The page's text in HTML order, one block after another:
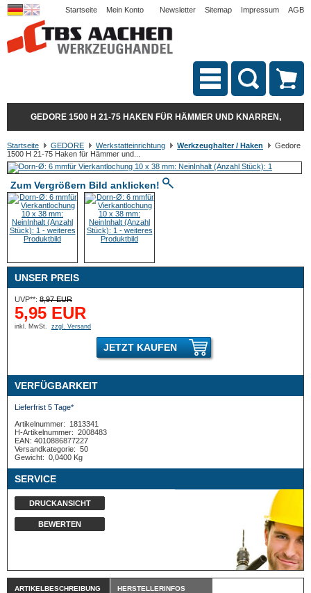
Startseite Mein Konto Newsletter Sitemap Impressum AGB
GEDORE 1500 H 21-75 HAKEN FÜR HÄMMER UND KNARREN,
Startseite GEDORE Werkstatteinrichtung Werkzeughalter / Haken
Gedore
1500 H 21-75 Haken für Hämmer und...
Zum Vergrößern Bild anklicken!
UNSER PREIS
UVP**: 8,97 EUR
5,95 EUR
inkl. MwSt. zzgl. Versand
JETZT KAUFEN
VERFÜGBARKEIT
Lieferfrist 5 Tage*
Artikelnummer:
1813341
H-Artikelnummer: 2008483
EAN: 4010886877227
Versandkategorie: 50
Gewicht: 0,0400 Kg
SERVICE
DRUCKANSICHT
BEWERTEN
ARTIKELBESCHREIBUNG HERSTELLERINFOS